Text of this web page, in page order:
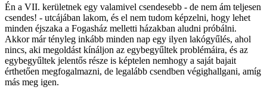
Én a VII. kerületnek egy valamivel csendesebb - de nem ám teljesen
csendes! - utcájában lakom, és el nem tudom képzelni, hogy lehet
minden éjszaka a Fogasház melletti házakban aludni próbálni.
Akkor már tényleg inkább minden nap egy ilyen lakógyűlés, ahol
nincs, aki megoldást kínáljon az egybegyűltek problémáira, és az
egybegyűltek jelentős része is képtelen nemhogy a saját bajait
érthetően megfogalmazni, de legalább csendben végighallgani, amíg
más meg igen.